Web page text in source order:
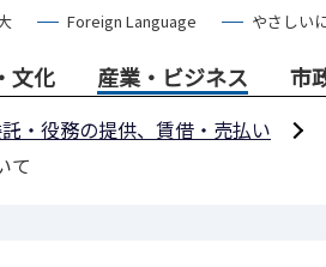
Foreign Language やさしい
文化 産業・ビジネス 市
・役務の提供、賃借・売払い
て